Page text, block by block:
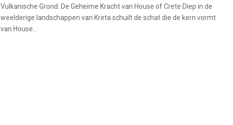
Vulkanische Grond: De Geheime Kracht van House of Crete Diep in de
weelderige landschappen van Kreta schuilt de schat die de kern vormt
van House...